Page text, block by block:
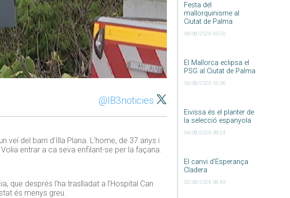
Festa del
mallorquinisme al
Ciutat de Palma
06/08/2026 05:50
El Mallorca eclipsa el
PSG al Ciutat de Palma
06/08/2026 05:36
Eivissa és el planter de
la selecció espanyola
04/08/2026 08:24
El canvi d’Esperança
Cladera
02/08/2026 08:43
@IB3noticies
veí del barri d’Illa Plana. L’home, de 37 anys i
entrar a ca seva enfilant-se per la façana.
que després l’ha traslladat a l’Hospital Can
és menys greu.